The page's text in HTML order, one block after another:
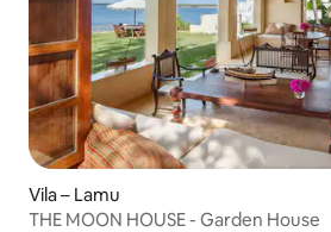
Vila – Lamu
THE MOON HOUSE - Garden House